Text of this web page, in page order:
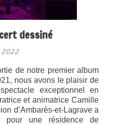
dessiné
2022
de notre premier album
nous avons le plaisir de
exceptionnel en
et animatrice Camille
d’Ambarès-et-Lagrave a
pour une résidence de